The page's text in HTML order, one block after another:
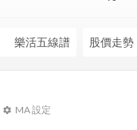
樂活五線譜 股價走勢
settings MA 設定